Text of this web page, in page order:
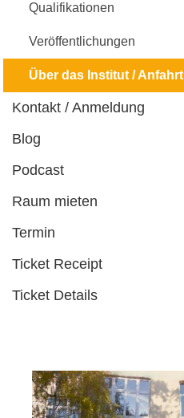
Qualifikationen
Veröffentlichungen
Über das Institut / Anfahrt
Kontakt / Anmeldung
Blog
Podcast
Raum mieten
Termin
Ticket Receipt
Ticket Details